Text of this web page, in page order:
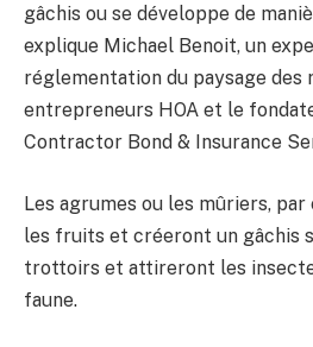
gâchis ou se développe de
explique Michael Benoit, un
réglementation du paysage des
entrepreneurs HOA et le
Contractor Bond & Insurance
Les agrumes ou les mûriers, par
les fruits et créeront un gâchis
trottoirs et attireront les
faune.